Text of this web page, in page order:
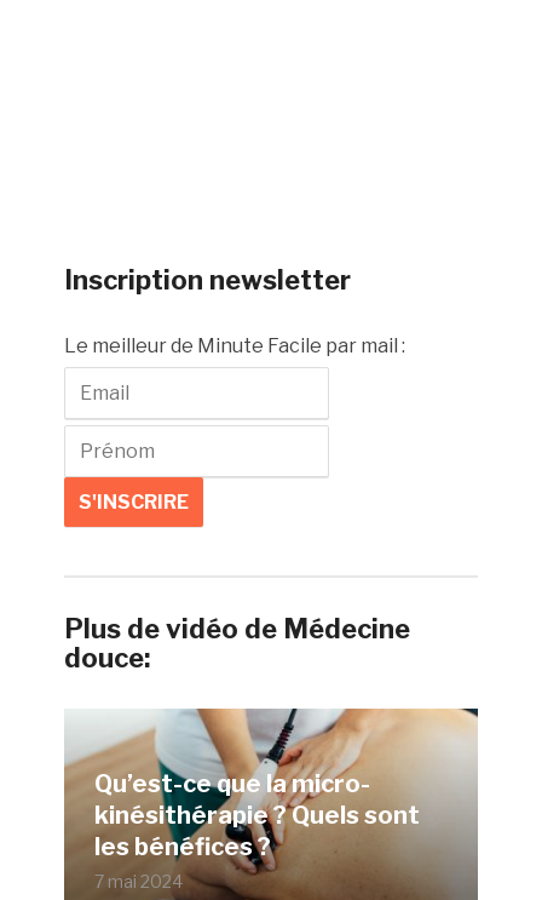
Inscription newsletter
Le meilleur de Minute Facile par mail :
Plus de vidéo de Médecine
douce:
Qu’est-ce que la micro-
kinésithérapie ? Quels sont
les bénéfices ?
7 mai 2024